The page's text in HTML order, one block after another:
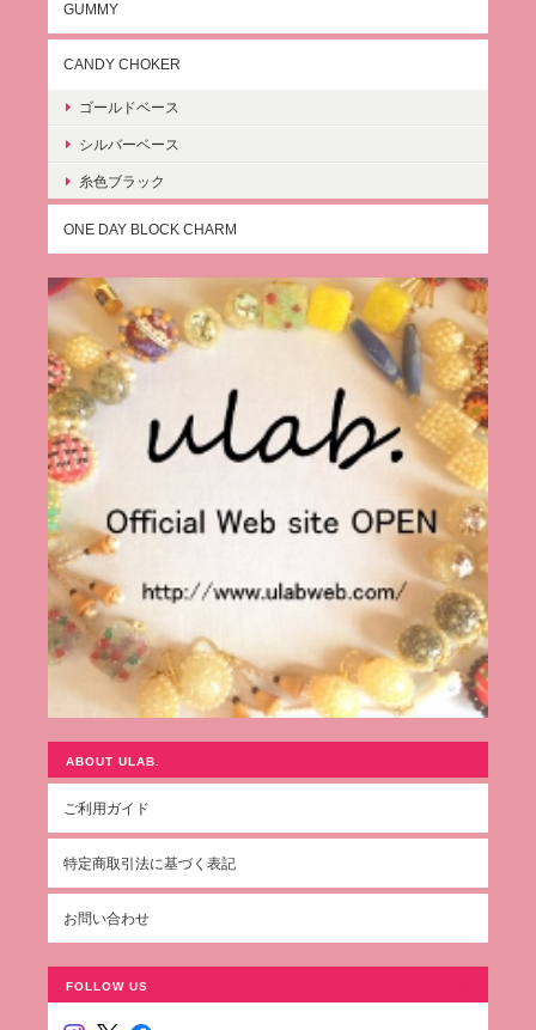
GUMMY
CANDY CHOKER
ゴールドベース
シルバーベース
糸色ブラック
ONE DAY BLOCK CHARM
ABOUT ULAB.
ご利用ガイド
特定商取引法に基づく表記
お問い合わせ
FOLLOW US